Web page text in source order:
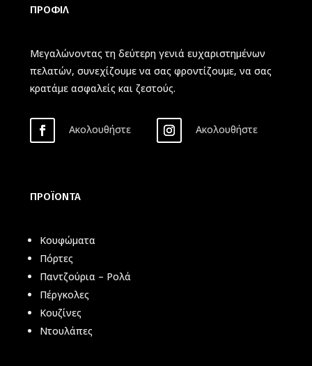
ΠΡΟΦΙΛ
Μεγαλώνοντας τη δεύτερη γενιά ευχαριστημένων
πελατών, συνεχίζουμε να σας φροντίζουμε, να σας
κρατάμε ασφαλείς και ζεστούς.
Ακολουθήστε Ακολουθήστε
ΠΡΟΪΟΝΤΑ
Κουφώματα
Πόρτες
Παντζούρια – Ρολά
Πέργκολες
Κουζίνες
Ντουλάπες